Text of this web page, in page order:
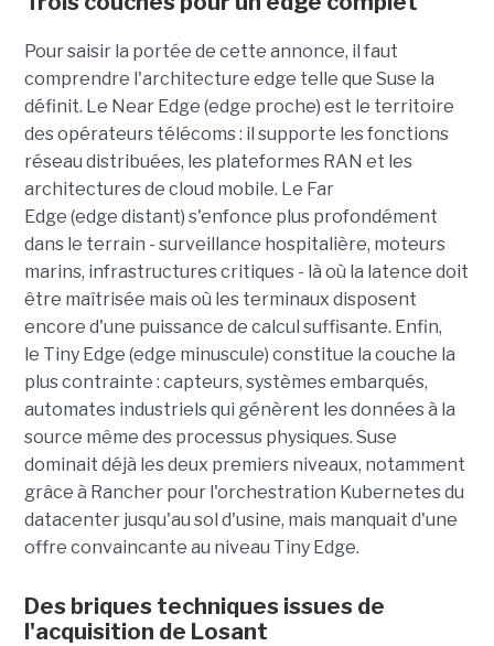
Pour saisir la portée de cette annonce, il faut
comprendre l'architecture edge telle que Suse la
définit. Le Near Edge (edge proche) est le territoire
des opérateurs télécoms : il supporte les fonctions
réseau distribuées, les plateformes RAN et les
architectures de cloud mobile. Le Far
Edge (edge distant) s'enfonce plus profondément
dans le terrain - surveillance hospitalière, moteurs
marins, infrastructures critiques - là où la latence doit
être maîtrisée mais où les terminaux disposent
encore d'une puissance de calcul suffisante. Enfin,
le Tiny Edge (edge minuscule) constitue la couche la
plus contrainte : capteurs, systèmes embarqués,
automates industriels qui génèrent les données à la
source même des processus physiques. Suse
dominait déjà les deux premiers niveaux, notamment
grâce à Rancher pour l'orchestration Kubernetes du
datacenter jusqu'au sol d'usine, mais manquait d'une
offre convaincante au niveau Tiny Edge.
Des briques techniques issues de
l'acquisition de Losant